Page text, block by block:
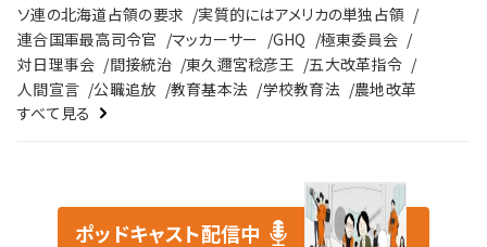
ソ連の北海道占領の要求
実質的にはアメリカの単独占領
連合国軍最高司令官
マッカーサー GHQ
極東委員会
対日理事会
間接統治 東久邇宮稔彦王
五大改革指令
人間宣言
公職追放 教育基本法 学校教育法
農地改革
すべて見る
ポッドキャスト配信中